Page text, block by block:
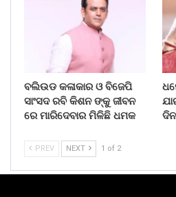
ବଲିଉଡ କଳାକାର ଓ ବିଜେପି
ସାଂସଦ ରବି କିଶନ ଙ୍କୁ ଜୀବନ
ରେ ମାରିଦେବାର ମିଳିଛି ଧମକ
PREV NEXT 1 of 2